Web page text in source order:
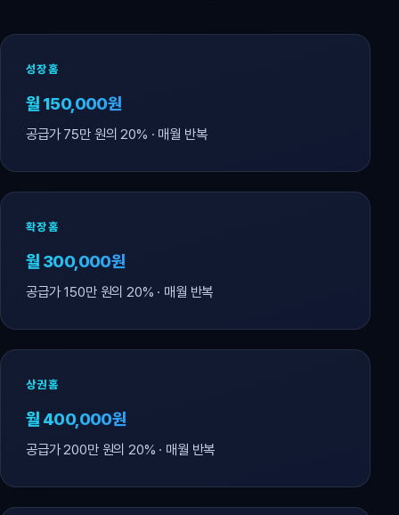
성장홈
월 150,000원
공급가 75만 원의 20% · 매월 반복
확장홈
월 300,000원
공급가 150만 원의 20% · 매월 반복
상권홈
월 400,000원
공급가 200만 원의 20% · 매월 반복